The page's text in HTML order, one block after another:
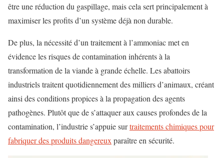
être une réduction du gaspillage, mais cela sert principalement à
maximiser les profits d’un système déjà non durable.
De plus, la nécessité d’un traitement à l’ammoniac met en
évidence les risques de contamination inhérents à la
transformation de la viande à grande échelle. Les abattoirs
industriels traitent quotidiennement des milliers d’animaux, créant
ainsi des conditions propices à la propagation des agents
pathogènes. Plutôt que de s’attaquer aux causes profondes de la
contamination, l’industrie s’appuie surtraitements chimiques pour
fabriquer des produits dangereux paraître en sécurité.